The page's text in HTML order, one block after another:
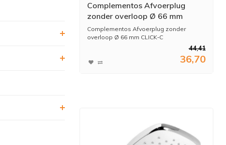
Complementos Afvoerplug
zonder overloop Ø 66 mm
CLICK?CLACK 13454030
Complementos Afvoerplug zonder
overloop Ø 66 mm CLICK‑C
44,41
36,70